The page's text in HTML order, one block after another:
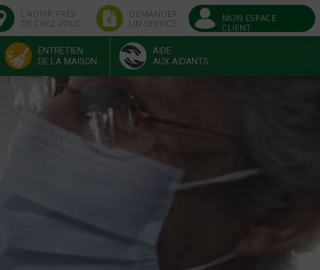
L'ADMR PRÈS
DE CHEZ VOUS
DEMANDER
UN SERVICE
MON ESPACE
CLIENT
ENTRETIEN
DE LA MAISON
AIDE
AUX AIDANTS